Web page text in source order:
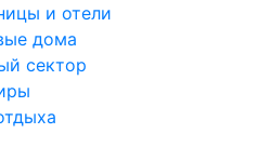
и отели
дома
сектор